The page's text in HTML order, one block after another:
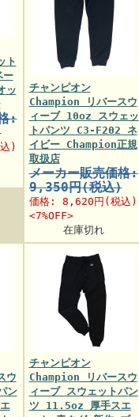
ト
ー
ッ
:
)
チャンピオン
Champion リバースウ
ィーブ 10oz スウェッ
トパンツ C3-F202 ネ
イビー Champion正規
取扱店
メーカー販売価格:
9,350円(税込)
価格: 8,620円 (税込)
<7%OFF>
在庫切れ
ウ
ン
チャンピオン
Champion リバースウ
ィーブ スウェットパン
ツ 11.5oz 厚手スエ